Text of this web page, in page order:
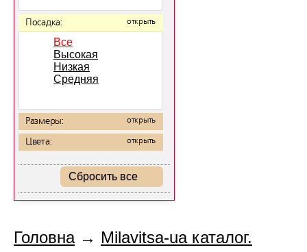
Посадка: открыть
Все
Высокая
Низкая
Средняя
Размеры: открыть
Цвета: открыть
Сбросить все
Головна→ Milavitsa-ua каталог.